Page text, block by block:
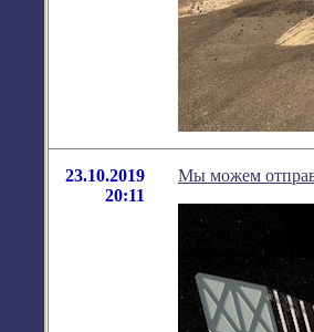
23.10.2019
20:11
Мы можем